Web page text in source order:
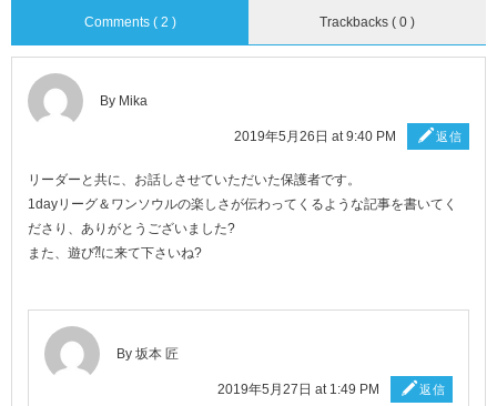
Comments ( 2 ) Trackbacks ( 0 )
By Mika
2019年5月26日 at 9:40 PM 返信
リーダーと共に、お話しさせていただいた保護者です。
1dayリーグ＆ワンソウルの楽しさが伝わってくるような記事を書いてく
ださり、ありがとうございました?
また、遊び⁈に来て下さいね?
By 坂本 匠
2019年5月27日 at 1:49 PM 返信